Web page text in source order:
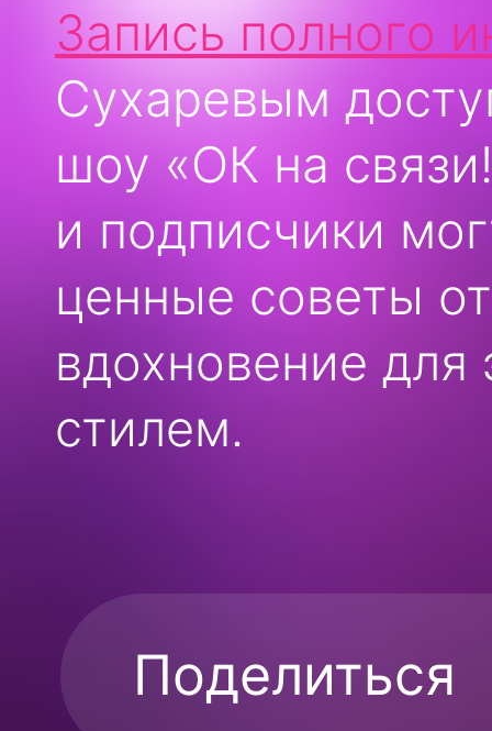
Запись полного
Сухаревым
шоу «ОК на
и подписчики
ценные советы
вдохновение
стилем.
Поделиться